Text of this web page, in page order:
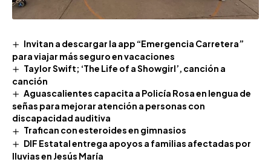
Invitan a descargar la app “Emergencia Carretera”
para viajar más seguro en vacaciones
Taylor Swift; ‘The Life of a Showgirl’, canción a
canción
Aguascalientes capacita a Policía Rosa en lengua de
señas para mejorar atención a personas con
discapacidad auditiva
Trafican con esteroides en gimnasios
DIF Estatal entrega apoyos a familias afectadas por
lluvias en Jesús María